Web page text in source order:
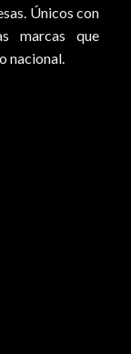
Únicos con
marcas que
nacional.